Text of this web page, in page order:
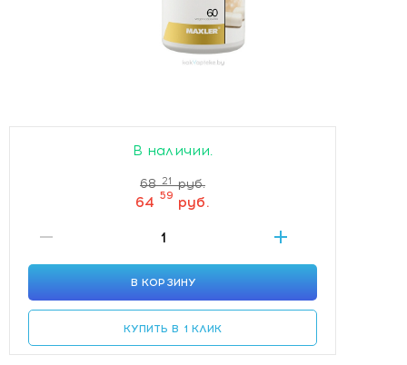
В наличии.
68 21 руб.
64 59 руб.
В КОРЗИНУ
КУПИТЬ В 1 КЛИК